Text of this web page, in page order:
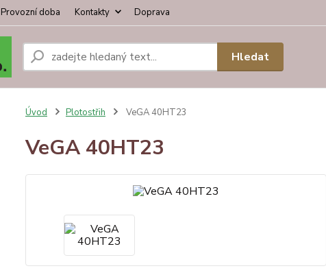
Provozní doba Kontakty Doprava
Hledat
Úvod Plotostřih VeGA 40HT23
VeGA 40HT23